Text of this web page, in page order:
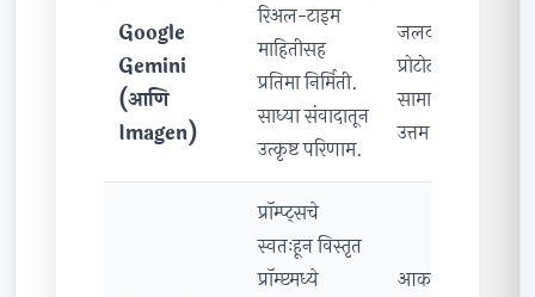
Google
Gemini
(आणि
Imagen)
रिअल-टाइम
माहितीसह
प्रतिमा निर्मिती.
साध्या संवादातून
उत्कृष्ट परिणाम.
जलद
प्रोटोटाइपिंग,
सामान्य ट्रेंडसाठी
उत्तम.
प्रॉम्प्ट्सचे
स्वतःहून विस्तृत
प्रॉम्प्टमध्ये
आकर्षक